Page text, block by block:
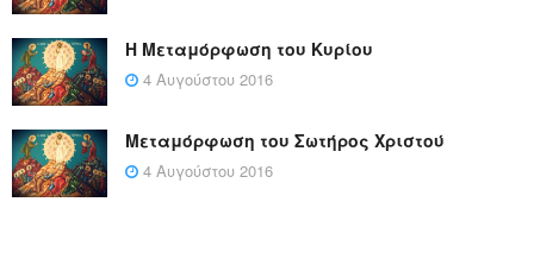
Η Μεταμόρφωση του Κυρίου
4 Αυγούστου 2016
Μεταμόρφωση του Σωτήρος Χριστού
4 Αυγούστου 2016